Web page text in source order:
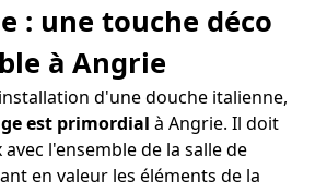
: une touche déco
à Angrie
d'une douche italienne,
est primordial à Angrie. Il doit
l'ensemble de la salle de
en valeur les éléments de la